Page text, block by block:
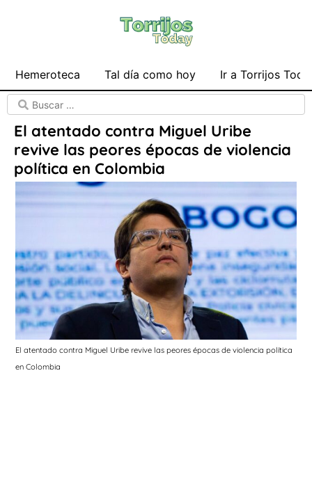
Hemeroteca Tal día como hoy Ir a Torrijos
El atentado contra Miguel Uribe
revive las peores épocas de violencia
política en Colombia
El atentado contra Miguel Uribe revive las peores épocas de violencia política
en Colombia